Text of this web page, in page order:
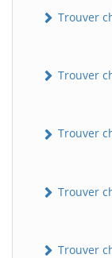
Trouver
Trouver
Trouver
Trouver
Trouver